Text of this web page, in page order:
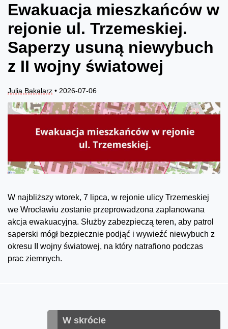
Ewakuacja mieszkańców w
rejonie ul. Trzemeskiej.
Saperzy usuną niewybuch
z II wojny światowej
Julia Bakalarz • 2026-07-06
W najbliższy wtorek, 7 lipca, w rejonie ulicy Trzemeskiej
we Wrocławiu zostanie przeprowadzona zaplanowana
akcja ewakuacyjna. Służby zabezpieczą teren, aby patrol
saperski mógł bezpiecznie podjąć i wywieźć niewybuch z
okresu II wojny światowej, na który natrafiono podczas
prac ziemnych.
W skrócie